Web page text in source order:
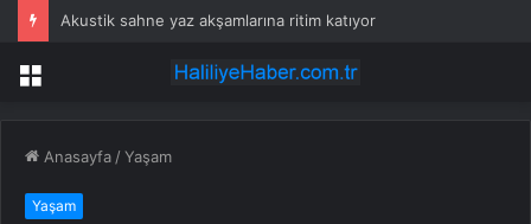
Akustik sahne yaz akşamlarına ritim katıyor
Menü
Anasayfa /Yaşam
Yaşam